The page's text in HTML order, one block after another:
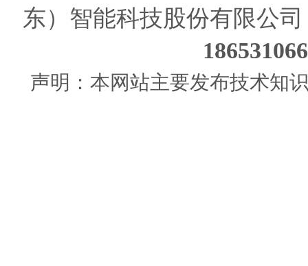
东）智能科技股份有限公司
声明：本网站主要发布技术知